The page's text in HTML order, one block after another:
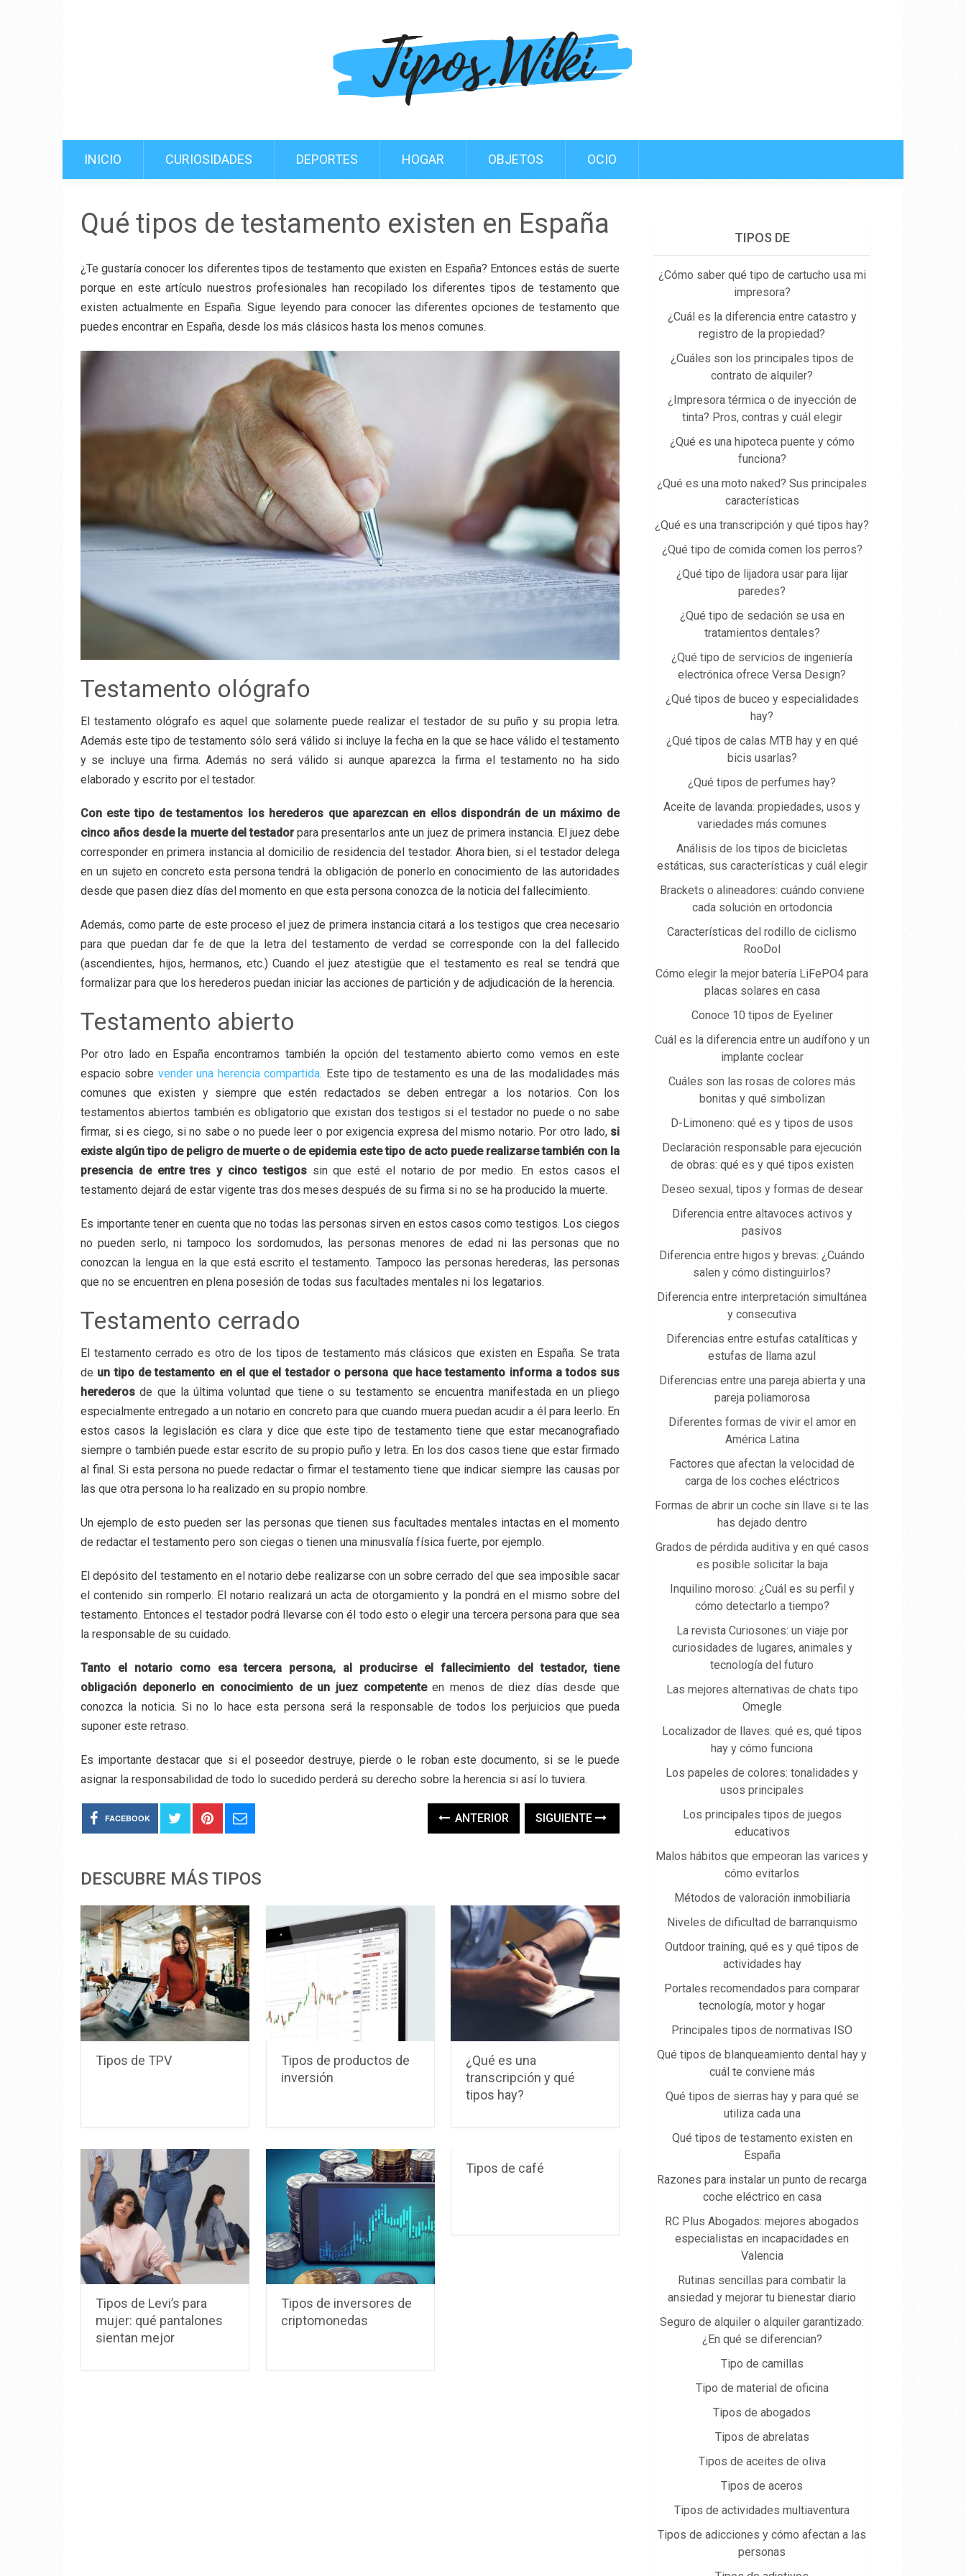
INICIO CURIOSIDADES DEPORTES HOGAR OBJETOS OCIO
Qué tipos de testamento existen en España
¿Te gustaría conocer los diferentes tipos de testamento que existen en España? Entonces estás de suerte
porque en este artículo nuestros profesionales han recopilado los diferentes tipos de testamento que
existen actualmente en España. Sigue leyendo para conocer las diferentes opciones de testamento que
puedes encontrar en España, desde los más clásicos hasta los menos comunes.
Testamento ológrafo
El testamento ológrafo es aquel que solamente puede realizar el testador de su puño y su propia letra.
Además este tipo de testamento sólo será válido si incluye la fecha en la que se hace válido el testamento
y se incluye una firma. Además no será válido si aunque aparezca la firma el testamento no ha sido
elaborado y escrito por el testador.
Con este tipo de testamentos los herederos que aparezcan en ellos dispondrán de un máximo de
cinco años desde la muerte del testadorpara presentarlos ante un juez de primera instancia. El juez debe
corresponder en primera instancia al domicilio de residencia del testador. Ahora bien, si el testador delega
en un sujeto en concreto esta persona tendrá la obligación de ponerlo en conocimiento de las autoridades
desde que pasen diez días del momento en que esta persona conozca de la noticia del fallecimiento.
Además, como parte de este proceso el juez de primera instancia citará a los testigos que crea necesario
para que puedan dar fe de que la letra del testamento de verdad se corresponde con la del fallecido
(ascendientes, hijos, hermanos, etc.) Cuando el juez atestigüe que el testamento es real se tendrá que
formalizar para que los herederos puedan iniciar las acciones de partición y de adjudicación de la herencia.
Testamento abierto
Por otro lado en España encontramos también la opción del testamento abierto como vemos en este
espacio sobre vender una herencia compartida. Este tipo de testamento es una de las modalidades más
comunes que existen y siempre que estén redactados se deben entregar a los notarios. Con los
testamentos abiertos también es obligatorio que existan dos testigos si el testador no puede o no sabe
firmar, si es ciego, si no sabe o no puede leer o por exigencia expresa del mismo notario. Por otro lado, si
existe algún tipo de peligro de muerte o de epidemia este tipo de acto puede realizarse también con la
presencia de entre tres y cinco testigossin que esté el notario de por medio. En estos casos el
testamento dejará de estar vigente tras dos meses después de su firma si no se ha producido la muerte.
Es importante tener en cuenta que no todas las personas sirven en estos casos como testigos. Los ciegos
no pueden serlo, ni tampoco los sordomudos, las personas menores de edad ni las personas que no
conozcan la lengua en la que está escrito el testamento. Tampoco las personas herederas, las personas
que no se encuentren en plena posesión de todas sus facultades mentales ni los legatarios.
Testamento cerrado
El testamento cerrado es otro de los tipos de testamento más clásicos que existen en España. Se trata
de un tipo de testamento en el que el testador o persona que hace testamento informa a todos sus
herederosde que la última voluntad que tiene o su testamento se encuentra manifestada en un pliego
especialmente entregado a un notario en concreto para que cuando muera puedan acudir a él para leerlo. En
estos casos la legislación es clara y dice que este tipo de testamento tiene que estar mecanografiado
siempre o también puede estar escrito de su propio puño y letra. En los dos casos tiene que estar firmado
al final. Si esta persona no puede redactar o firmar el testamento tiene que indicar siempre las causas por
las que otra persona lo ha realizado en su propio nombre.
Un ejemplo de esto pueden ser las personas que tienen sus facultades mentales intactas en el momento
de redactar el testamento pero son ciegas o tienen una minusvalía física fuerte, por ejemplo.
El depósito del testamento en el notario debe realizarse con un sobre cerrado del que sea imposible sacar
el contenido sin romperlo. El notario realizará un acta de otorgamiento y la pondrá en el mismo sobre del
testamento. Entonces el testador podrá llevarse con él todo esto o elegir una tercera persona para que sea
la responsable de su cuidado.
Tanto el notario como esa tercera persona, al producirse el fallecimiento del testador, tiene
obligación deponerlo en conocimiento de un juez competenteen menos de diez días desde que
conozca la noticia. Si no lo hace esta persona será la responsable de todos los perjuicios que pueda
suponer este retraso.
Es importante destacar que si el poseedor destruye, pierde o le roban este documento, si se le puede
asignar la responsabilidad de todo lo sucedido perderá su derecho sobre la herencia si así lo tuviera.
FACEBOOK ANTERIOR SIGUIENTE
DESCUBRE MÁS TIPOS
Tipos de TPV
Tipos de productos de
inversión
¿Qué es una
transcripción y qué
tipos hay?
Tipos de Levi’s para
mujer: qué pantalones
sientan mejor
Tipos de inversores de
criptomonedas
Tipos de café
TIPOS DE
¿Cómo saber qué tipo de cartucho usa mi
impresora?
¿Cuál es la diferencia entre catastro y
registro de la propiedad​?
¿Cuáles son los principales tipos de
contrato de alquiler?
¿Impresora térmica o de inyección de
tinta? Pros, contras y cuál elegir
¿Qué es una hipoteca puente y cómo
funciona?
¿Qué es una moto naked? Sus principales
características
¿Qué es una transcripción y qué tipos hay?
¿Qué tipo de comida comen los perros?
¿Qué tipo de lijadora usar para lijar
paredes?
¿Qué tipo de sedación se usa en
tratamientos dentales?
¿Qué tipo de servicios de ingeniería
electrónica ofrece Versa Design?
¿Qué tipos de buceo y especialidades
hay?
¿Qué tipos de calas MTB hay y en qué
bicis usarlas?
¿Qué tipos de perfumes hay?
Aceite de lavanda: propiedades, usos y
variedades más comunes
Análisis de los tipos de bicicletas
estáticas, sus características y cuál elegir
Brackets o alineadores: cuándo conviene
cada solución en ortodoncia
Características del rodillo de ciclismo
RooDol
Cómo elegir la mejor batería LiFePO4 para
placas solares en casa
Conoce 10 tipos de Eyeliner
Cuál es la diferencia entre un audífono y un
implante coclear
Cuáles son las rosas de colores más
bonitas y qué simbolizan
D-Limoneno: qué es y tipos de usos
Declaración responsable para ejecución
de obras: qué es y qué tipos existen
Deseo sexual, tipos y formas de desear
Diferencia entre altavoces activos y
pasivos
Diferencia entre higos y brevas: ¿Cuándo
salen y cómo distinguirlos?
Diferencia entre interpretación simultánea
y consecutiva
Diferencias entre estufas catalíticas y
estufas de llama azul
Diferencias entre una pareja abierta y una
pareja poliamorosa
Diferentes formas de vivir el amor en
América Latina
Factores que afectan la velocidad de
carga de los coches eléctricos
Formas de abrir un coche sin llave si te las
has dejado dentro
Grados de pérdida auditiva y en qué casos
es posible solicitar la baja
Inquilino moroso: ¿Cuál es su perfil y
cómo detectarlo a tiempo?
La revista Curiosones: un viaje por
curiosidades de lugares, animales y
tecnología del futuro
Las mejores alternativas de chats tipo
Omegle
Localizador de llaves: qué es, qué tipos
hay y cómo funciona
Los papeles de colores: tonalidades y
usos principales
Los principales tipos de juegos
educativos
Malos hábitos que empeoran las varices y
cómo evitarlos
Métodos de valoración inmobiliaria
Niveles de dificultad de barranquismo
Outdoor training, qué es y qué tipos de
actividades hay
Portales recomendados para comparar
tecnología, motor y hogar
Principales tipos de normativas ISO
Qué tipos de blanqueamiento dental hay y
cuál te conviene más
Qué tipos de sierras hay y para qué se
utiliza cada una
Qué tipos de testamento existen en
España
Razones para instalar un punto de recarga
coche eléctrico en casa
RC Plus Abogados: mejores abogados
especialistas en incapacidades en
Valencia
Rutinas sencillas para combatir la
ansiedad y mejorar tu bienestar diario
Seguro de alquiler o alquiler garantizado:
¿En qué se diferencian?
Tipo de camillas
Tipo de material de oficina
Tipos de abogados
Tipos de abrelatas
Tipos de aceites de oliva
Tipos de aceros
Tipos de actividades multiaventura
Tipos de adicciones y cómo afectan a las
personas